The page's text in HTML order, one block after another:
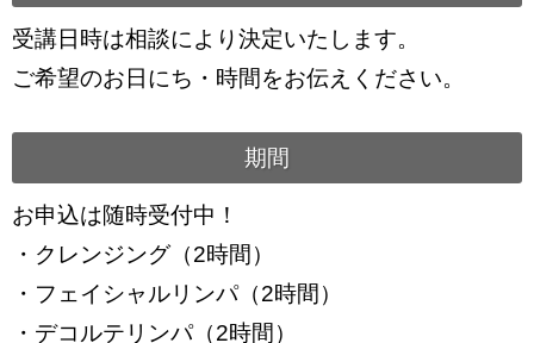
受講日時は相談により決定いたします。
ご希望のお日にち・時間をお伝えください。
期間
お申込は随時受付中！
・クレンジング（2時間）
・フェイシャルリンパ（2時間）
・デコルテリンパ（2時間）